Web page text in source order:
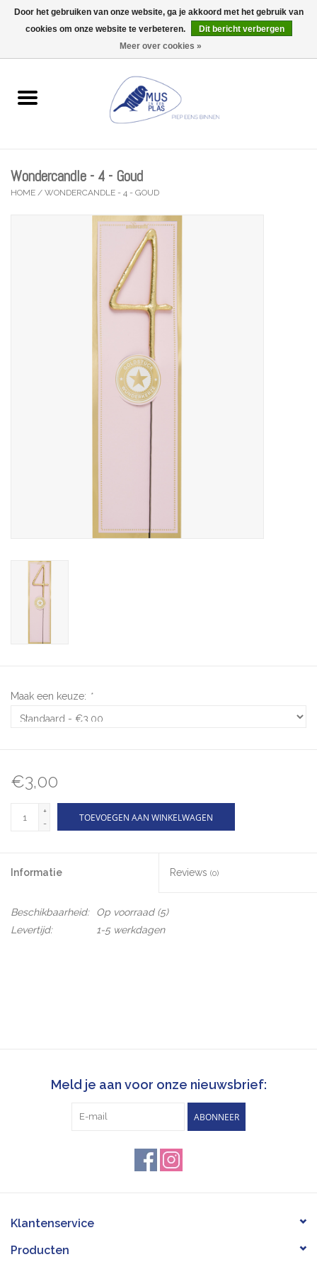
0 Artikelen - €0,00
Wenskaarten
Lifestyle
Wondercandle - 4 - Goud
HOME / WONDERCANDLE - 4 - GOUD
Maak een keuze: *
€3,00
+
-
TOEVOEGEN AAN WINKELWAGEN
Informatie Reviews (0)
Beschikbaarheid: Op voorraad(5)
Levertijd:
1-5 werkdagen
Meld je aan voor onze nieuwsbrief:
ABONNEER
Klantenservice
Producten
Door het gebruiken van onze website, ga je akkoord met het gebruik van
cookies om onze website te verbeteren.
Dit bericht verbergen
Meer over cookies »
Wij zijn uitzonderlijk gesloten op Do 13/08